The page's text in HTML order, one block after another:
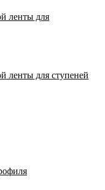
ленты для
ленты для ступеней